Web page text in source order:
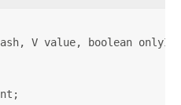
V value, boolean